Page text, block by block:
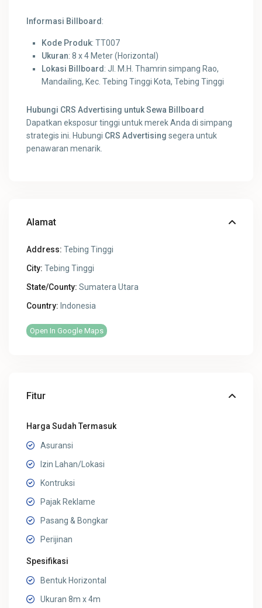
Informasi Billboard :
Kode Produk: TT007
Ukuran: 8 x 4 Meter (Horizontal)
Lokasi Billboard : Jl. M.H. Thamrin simpang Rao,
Mandailing, Kec. Tebing Tinggi Kota, Tebing Tinggi
Hubungi CRS Advertising untuk Sewa Billboard
Dapatkan eksposur tinggi untuk merek Anda di simpang
strategis ini. Hubungi CRS Advertising segera untuk
penawaran menarik.
Alamat
Address: Tebing Tinggi
City: Tebing Tinggi
State/County: Sumatera Utara
Country: Indonesia
Open In Google Maps
Fitur
Harga Sudah Termasuk
Asuransi
Izin Lahan/Lokasi
Kontruksi
Pajak Reklame
Pasang & Bongkar
Perijinan
Spesifikasi
Bentuk Horizontal
Ukuran 8m x 4m